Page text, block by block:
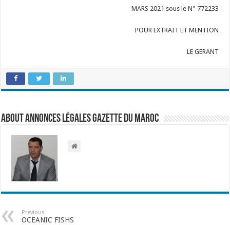
MARS 2021 sous le N° 772233
POUR EXTRAIT ET MENTION
LE GERANT
About Annonces légales Gazette du Maroc
Previous
OCEANIC FISHS